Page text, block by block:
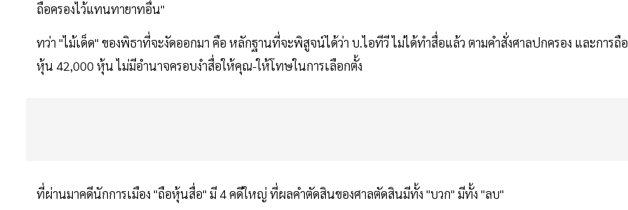
ถือครองไว้แทนทายาทอื่น"
ทว่า "ไม้เด็ด" ของพิธาที่จะงัดออกมา คือ หลักฐานที่จะพิสูจน์ได้ว่า บ.ไอทีวี ไม่ได้ทำสื่อแล้ว ตามคำสั่งศาลปกครอง และการถือ
หุ้น 42,000 หุ้น ไม่มีอำนาจครอบงำสื่อให้คุณ-ให้โทษในการเลือกตั้ง
ที่ผ่านมาคดีนักการเมือง "ถือหุ้นสื่อ" มี 4 คดีใหญ่ ที่ผลคำตัดสินของศาลตัดสินมีทั้ง "บวก" มีทั้ง "ลบ"